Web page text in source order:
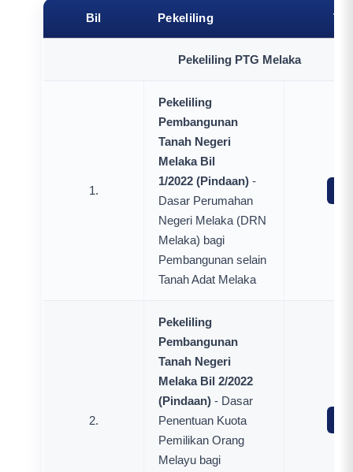
Bil Pekeliling
Pekeliling PTG Melaka
1.
Pekeliling
Pembangunan
Tanah Negeri
Melaka Bil
1/2022 (Pindaan) -
Dasar Perumahan
Negeri Melaka (DRN
Melaka) bagi
Pembangunan selain
Tanah Adat Melaka
2.
Pekeliling
Pembangunan
Tanah Negeri
Melaka Bil 2/2022
(Pindaan) - Dasar
Penentuan Kuota
Pemilikan Orang
Melayu bagi